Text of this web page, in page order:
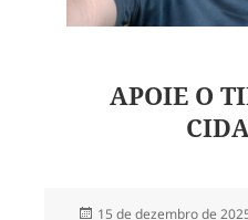
APOIE O
Publicado
15 de dezembro de